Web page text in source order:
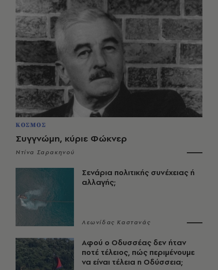
ΚΟΣΜΟΣ
Συγγνώμη, κύριε Φώκνερ
Ντίνα Σαρακηνού
Σενάρια πολιτικής συνέχειας ή
αλλαγής;
Λεωνίδας Καστανάς
Αφού ο Οδυσσέας δεν ήταν
ποτέ τέλειος, πώς περιμένουμε
να είναι τέλεια η Οδύσσεια;